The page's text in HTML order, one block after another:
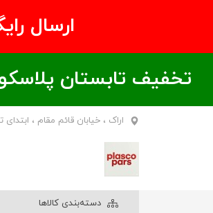
ارسال
تخفیف تابستان پلاسکو پارس در خریدهای
اراک ، خیابان قائم مقام ،
دسته‌بندی کالاها